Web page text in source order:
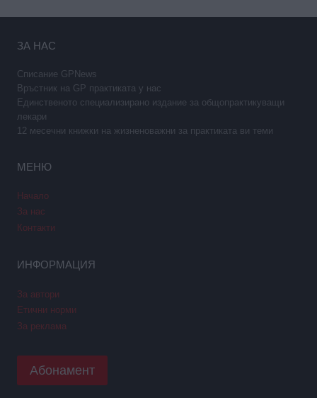
ЗА НАС
Списание GPNews
Връстник на GP практиката у нас
Единственото специализирано издание за общопрактикуващи
лекари
12 месечни книжки на жизненоважни за практиката ви теми
МЕНЮ
Начало
За нас
Контакти
ИНФОРМАЦИЯ
За автори
Етични норми
За реклама
Абонамент